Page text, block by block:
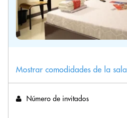
Mostrar comodidades de la sala
Número de invitados